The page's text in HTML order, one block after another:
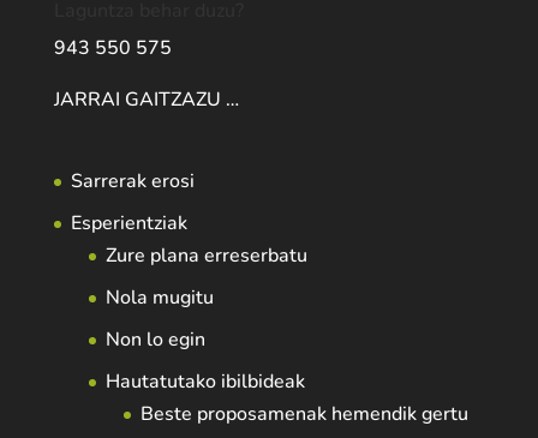
943 550 575
JARRAI GAITZAZU …
Sarrerak erosi
Esperientziak
Zure plana erreserbatu
Nola mugitu
Non lo egin
Hautatutako ibilbideak
Beste proposamenak hemendik gertu